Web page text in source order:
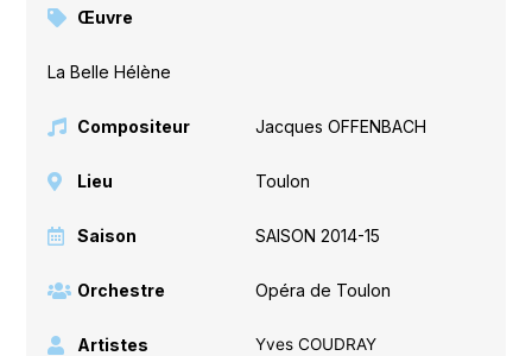
Œuvre
La Belle Hélène
Compositeur Jacques OFFENBACH
Lieu Toulon
Saison SAISON 2014-15
Orchestre Opéra de Toulon
Artistes
Yves COUDRAY